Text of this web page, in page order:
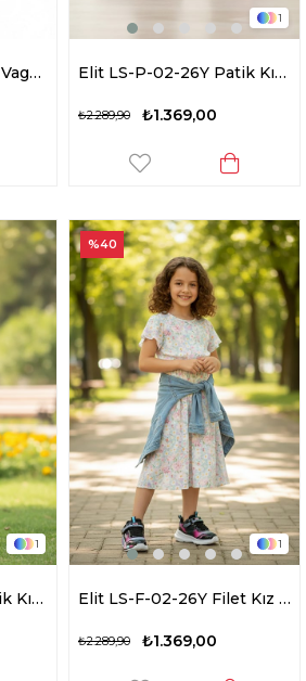
Kinetix 102067486 P Vagor P 6FX Patik Kız Çocuk Yürüyüş Ayakkabısı Beyaz - Lila
1
Elit LS-P-02-26Y Patik Kız Çocuk Yürüyüş Ayakkabısı Siyah - Lila
₺1.369,00
₺2.289,90
1
Elit LS-P-02-26Y Patik Kız Çocuk Yürüyüş Ayakkabısı Beyaz - Lila
1
Elit LS-F-02-26Y Filet Kız Çocuk Yürüyüş Ayakkabısı Siyah - Lila
₺1.369,00
₺2.289,90
%40